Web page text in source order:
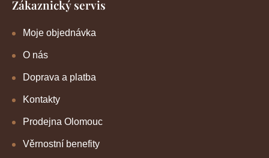
Zákaznický servis
Moje objednávka
O nás
Doprava a platba
Kontakty
Prodejna Olomouc
Věrnostní benefity